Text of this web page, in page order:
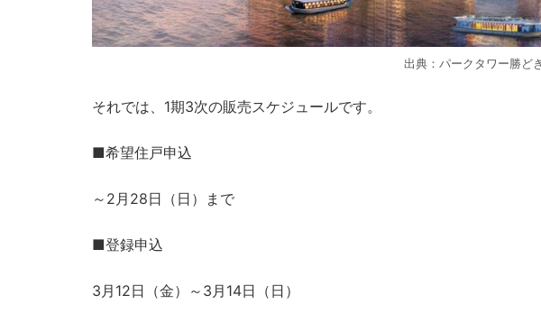
出典：パークタワー勝どき
それでは、1期3次の販売スケジュールです。
■希望住戸申込
～2月28日（日）まで
■登録申込
3月12日（金）～3月14日（日）